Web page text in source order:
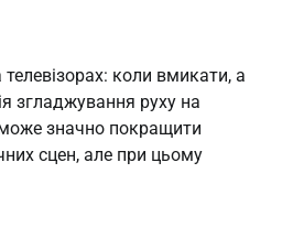
коли вмикати, а
згладжування руху на
може значно покращити
сцен, але при цьому